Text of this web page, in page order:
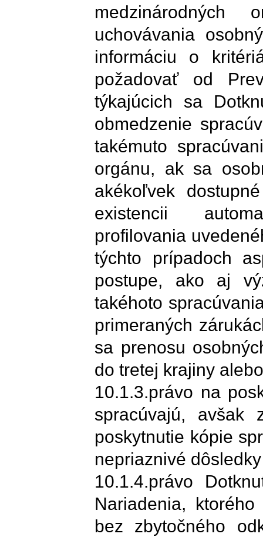
medzinárodných
uchovávania
informáciu o
požadovať od
týkajúcich sa
obmedzenie
takémuto
orgánu, ak sa
akékoľvek
existencii
profilovania
týchto prípadoch
postupe, ako aj
takéhoto
primeraných
sa prenosu
do tretej krajiny
10.1.3.právo na
spracúvajú, avšak
poskytnutie kópie
nepriaznivé
10.1.4.právo
Nariadenia,
bez zbytočného